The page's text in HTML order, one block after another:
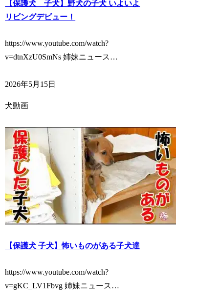
【保護犬 子犬】野犬の子犬 いよいよ
リビングデビュー！
https://www.youtube.com/watch?
v=dtnXzU0SmNs 姉妹ニュース…
2026年5月15日
犬動画
【保護犬 子犬】怖いものがある子犬達
https://www.youtube.com/watch?
v=gKC_LV1Fbvg 姉妹ニュース…